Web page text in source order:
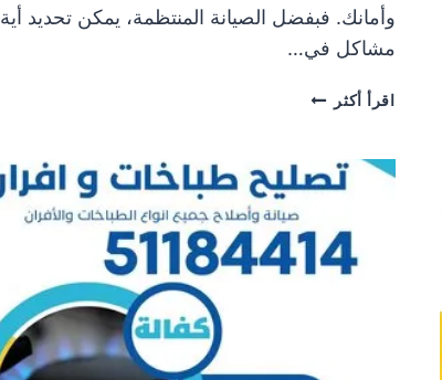
وأمانك. فبفضل الصيانة المنتظمة، يمكن تحديد أية
مشاكل في…
اقرأ أكثر
فني